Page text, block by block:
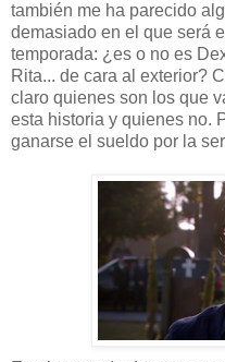
también me ha parecido
demasiado en el que será
temporada: ¿es o no es
Rita... de cara al exterior?
claro quienes son los que
esta historia y quienes no.
ganarse el sueldo por la